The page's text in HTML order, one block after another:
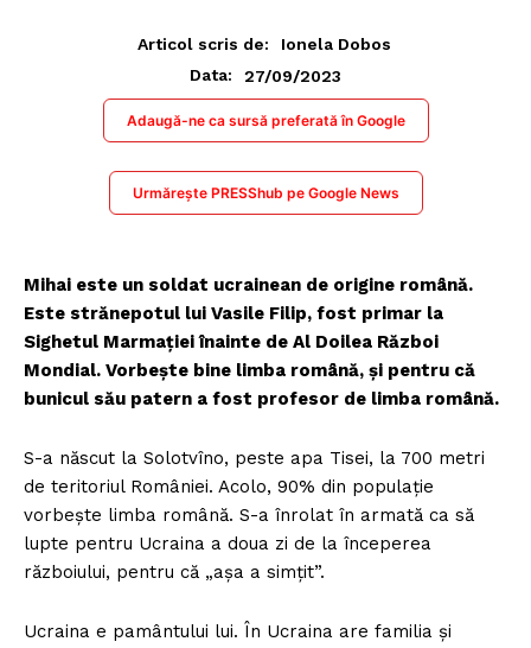
Articol scris de:
Ionela Dobos
Data:
27/09/2023
Adaugă-ne ca sursă preferată în Google
Urmărește PRESShub pe Google News
Mihai este un soldat ucrainean de origine română.
Este strănepotul lui Vasile Filip, fost primar la
Sighetul Marmației înainte de Al Doilea Război
Mondial. Vorbește bine limba română, și pentru că
bunicul său patern a fost profesor de limba română.
S-a născut la Solotvîno, peste apa Tisei, la 700 metri
de teritoriul României. Acolo, 90% din populație
vorbește limba română. S-a înrolat în armată ca să
lupte pentru Ucraina a doua zi de la începerea
războiului, pentru că „așa a simțit”.
Ucraina e pamântului lui. În Ucraina are familia și